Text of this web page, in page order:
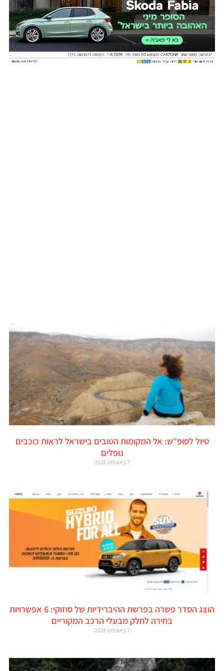
טיול לסופ"ש: אל המקומות הטובים בישראל לראות כוכבים
נופלים
7 באוגוסט 2026
הוצג הסדר פשרה בפרשת ההיברידיות של סוזוקי: 6 אפשרויות
בחירה לחלק מבעלי הרכב המקוריים
7 באוגוסט 2026